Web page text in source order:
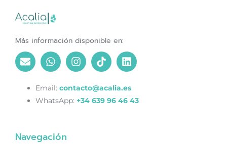
Más información disponible en:
Email: contacto@acalia.es
WhatsApp: +34 639 96 46 43
Navegación